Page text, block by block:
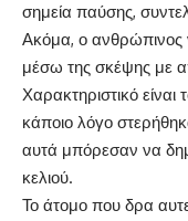
σημεία παύσης,
Ακόμα, ο ανθρώπινος
μέσω της σκέψης με
Χαρακτηριστικό
κάποιο λόγο
αυτά μπόρεσαν να
κελιού.
Το άτομο που δρα